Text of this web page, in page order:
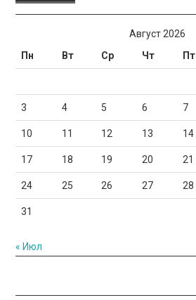
Август 2026
Пн
Вт Ср Чт Пт
3 4 5 6 7
10 11 12 13 14
17 18 19 20 21
24 25 26 27 28
31
« Июл